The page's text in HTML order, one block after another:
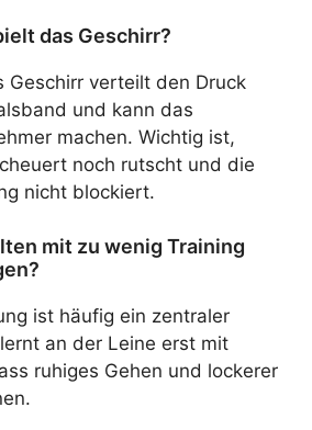
das Geschirr?
Geschirr verteilt den Druck
und kann das
machen. Wichtig ist,
noch rutscht und die
nicht blockiert.
mit zu wenig Training
ist häufig ein zentraler
an der Leine erst mit
ruhiges Gehen und lockerer